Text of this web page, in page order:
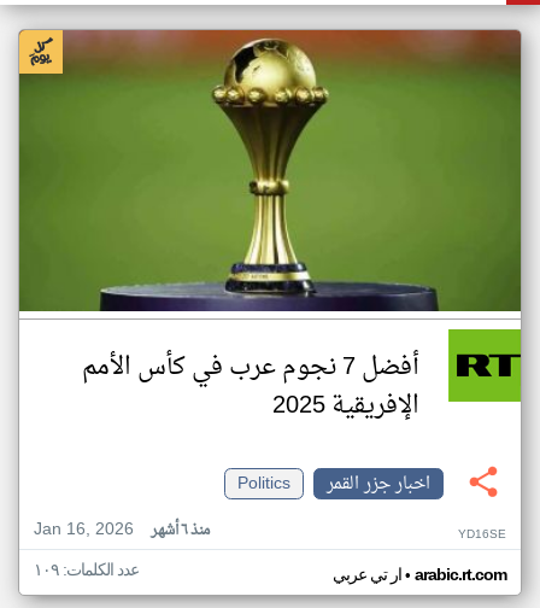
أفضل 7 نجوم عرب في كأس الأمم
الإفريقية 2025
اخبار جزر القمر
Politics
Jan 16, 2026
منذ ٦ أشهر YD16SE
ار تي عربي• arabic.rt.com عدد الكلمات: ١٠٩